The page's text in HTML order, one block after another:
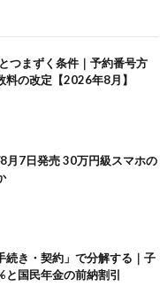
つまずく条件｜予約番号方
の改定【2026年8月】
7日発売 30万円級スマホの
続き・契約」で分解する｜子
と国民年金の前納割引